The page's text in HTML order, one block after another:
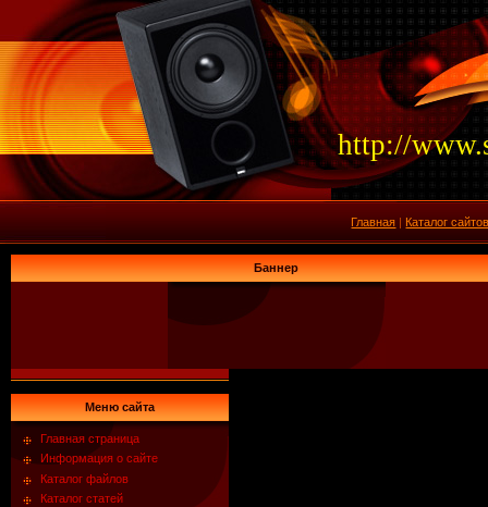
http://
Главная | Каталог
Баннер
Меню сайта
Главная страница
Информация о сайте
Каталог файлов
Каталог статей